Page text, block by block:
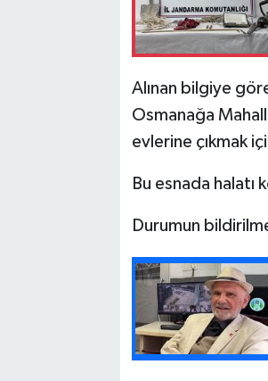
Alınan bilgiye
Osmanağa
evlerine çıkmak
Bu esnada halatı
Durumun